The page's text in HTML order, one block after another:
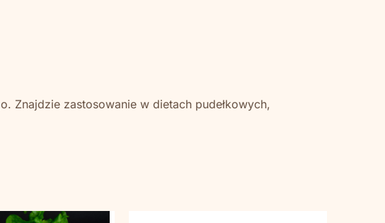
Znajdzie zastosowanie w dietach pudełkowych,